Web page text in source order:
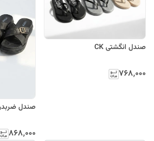
صندل انگشتی CK
۷۶۸٬۰۰۰
صندل
۸۶۸٬۰۰۰